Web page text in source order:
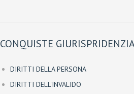
CONQUISTE
DIRITTI DELLA PERSONA
DIRITTI DELL'INVALIDO